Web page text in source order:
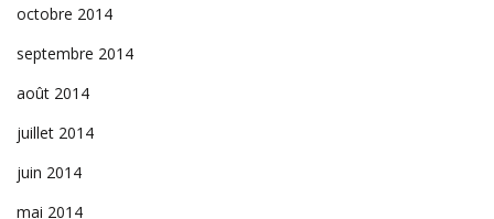
octobre 2014
septembre 2014
août 2014
juillet 2014
juin 2014
mai 2014